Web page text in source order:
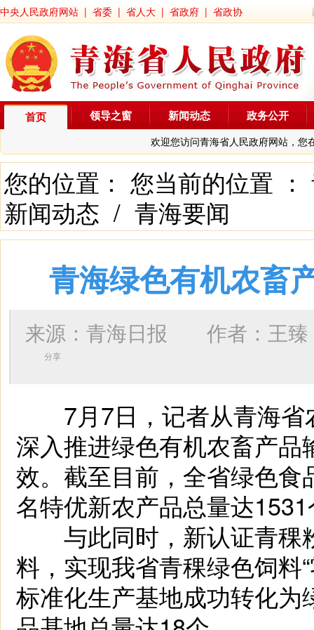
中央人民政府网站 | 省委 | 省人大 | 省政府 | 省政协
首页
欢迎您访问青海省人民政府网站，您
领导之窗 新闻动态 政务公开
您的位置： 您当前的位置 ：
新闻动态 / 青海要闻
青海绿色有机农畜
来源：青海日报 作者： 王臻
分享
7月7日，记者从青海省
深入推进绿色有机农畜产
效。截至目前，全省绿色
名特优新农产品总量达
与此同时，新认证青稞
料，实现我省青稞绿色饲料
标准化生产基地成功转化